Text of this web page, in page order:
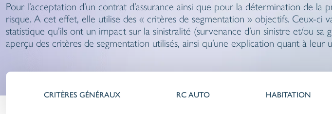
Pour l’acceptation d’un contrat d’assurance ainsi que pour la détermination de
risque. A cet effet, elle utilise des « critères de segmentation » objectifs. Ceux-ci
statistique qu’ils ont un impact sur la sinistralité (survenance d’un sinistre et/ou
aperçu des critères de segmentation utilisés, ainsi qu’une explication quant à leur
CRITÈRES GÉNÉRAUX RC AUTO HABITATION